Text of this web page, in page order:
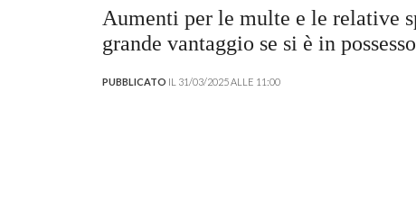
Aumenti per le multe e le relative
grande vantaggio se si è in
PUBBLICATO IL 31/03/2025 ALLE 11:00